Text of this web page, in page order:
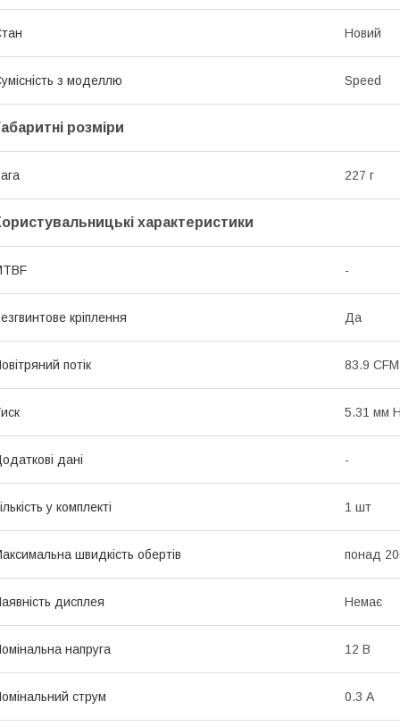
Новий
з моделлю Speed
розміри
227 г
характеристики
-
кріплення Да
потік 83.9 CFM
5.31 мм
дані -
у комплекті 1 шт
швидкість обертів понад
дисплея Немає
напруга 12 В
струм 0.3 А